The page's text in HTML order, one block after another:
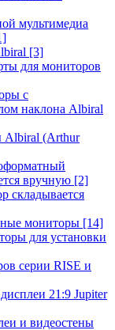
мультимедиа
[3]
для мониторов
с
наклона Albiral
Albiral (Arthur
вручную [2]
складывается
мониторы [14]
для установки
серии RISE и
21:9 Jupiter
и видеостены